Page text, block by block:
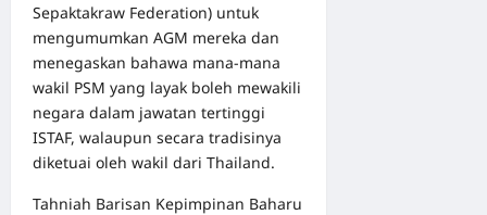
Sepaktakraw Federation) untuk
mengumumkan AGM mereka dan
menegaskan bahawa mana-mana
wakil PSM yang layak boleh mewakili
negara dalam jawatan tertinggi
ISTAF, walaupun secara tradisinya
diketuai oleh wakil dari Thailand.
Tahniah Barisan Kepimpinan Baharu